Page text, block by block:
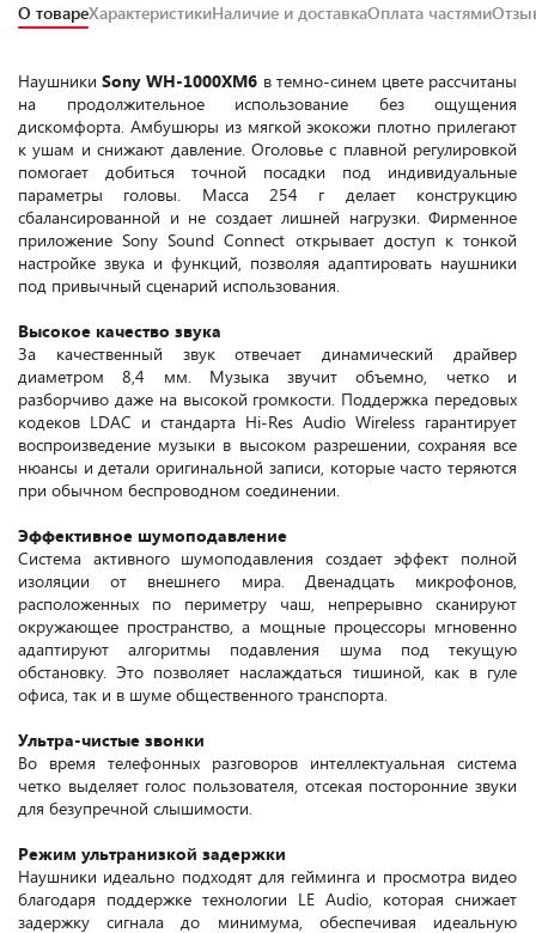
О товареХарактеристикиНаличие и доставкаОплата частями
НаушникиSony WH-1000XM6 в темно-синем цвете рассчитаны
на продолжительное использование без ощущения
дискомфорта. Амбушюры из мягкой экокожи плотно прилегают
к ушам и снижают давление. Оголовье с плавной регулировкой
помогает добиться точной посадки под индивидуальные
параметры головы. Масса 254 г делает конструкцию
сбалансированной и не создает лишней нагрузки. Фирменное
приложение Sony Sound Connect открывает доступ к тонкой
настройке звука и функций, позволяя адаптировать наушники
под привычный сценарий использования.
Высокое качество звука
За качественный звук отвечает динамический драйвер
диаметром 8,4 мм. Музыка звучит объемно, четко и
разборчиво даже на высокой громкости. Поддержка передовых
кодеков LDAC и стандарта Hi-Res Audio Wireless гарантирует
воспроизведение музыки в высоком разрешении, сохраняя все
нюансы и детали оригинальной записи, которые часто теряются
при обычном беспроводном соединении.
Эффективное шумоподавление
Система активного шумоподавления создает эффект полной
изоляции от внешнего мира. Двенадцать микрофонов,
расположенных по периметру чаш, непрерывно сканируют
окружающее пространство, а мощные процессоры мгновенно
адаптируют алгоритмы подавления шума под текущую
обстановку. Это позволяет наслаждаться тишиной, как в гуле
офиса, так и в шуме общественного транспорта.
Ультра-чистые звонки
Во время телефонных разговоров интеллектуальная система
четко выделяет голос пользователя, отсекая посторонние звуки
для безупречной слышимости.
Режим ультранизкой задержки
Наушники идеально подходят для гейминга и просмотра видео
благодаря поддержке технологии LE Audio, которая снижает
задержку сигнала до минимума, обеспечивая идеальную